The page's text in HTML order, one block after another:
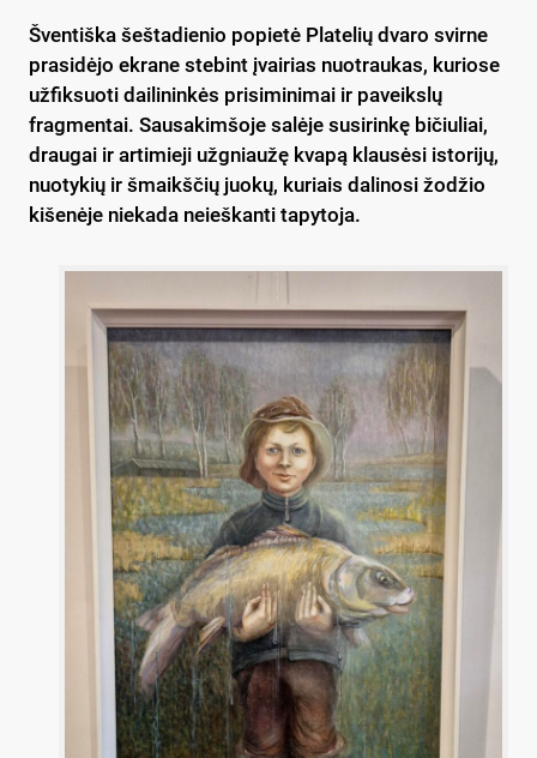
Šventiška šeštadienio popietė Platelių dvaro svirne
prasidėjo ekrane stebint įvairias nuotraukas, kuriose
užfiksuoti dailininkės prisiminimai ir paveikslų
fragmentai. Sausakimšoje salėje susirinkę bičiuliai,
draugai ir artimieji užgniaužę kvapą klausėsi istorijų,
nuotykių ir šmaikščių juokų, kuriais dalinosi žodžio
kišenėje niekada neieškanti tapytoja.